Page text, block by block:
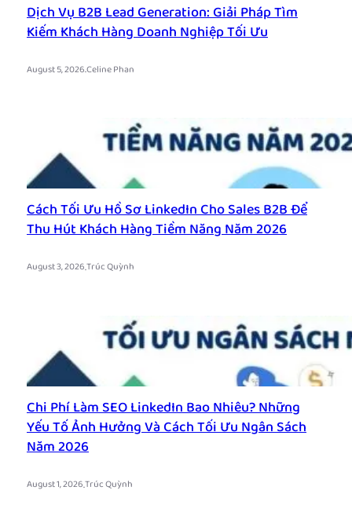
Dịch Vụ B2B Lead Generation: Giải Pháp Tìm
Kiếm Khách Hàng Doanh Nghiệp Tối Ưu
August 5, 2026.Celine Phan
Cách Tối Ưu Hồ Sơ LinkedIn Cho Sales B2B Để
Thu Hút Khách Hàng Tiềm Năng Năm 2026
August 3, 2026.Trúc Quỳnh
Chi Phí Làm SEO LinkedIn Bao Nhiêu? Những
Yếu Tố Ảnh Hưởng Và Cách Tối Ưu Ngân Sách
Năm 2026
August 1, 2026.Trúc Quỳnh